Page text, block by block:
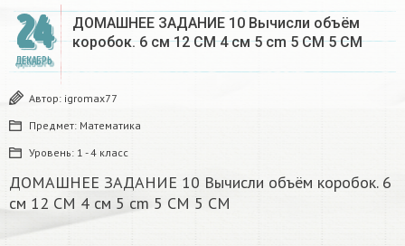
24
ДЕКАБРЬ
ДОМАШНЕЕ ЗАДАНИЕ 10 Вычисли объём
коробок. 6 см 12 CM 4 см 5 cm 5 CM 5 CM​
Автор: igromax77
Предмет: Математика
Уровень: 1 - 4 класс
ДОМАШНЕЕ ЗАДАНИЕ 10 Вычисли объём коробок. 6
см 12 CM 4 см 5 cm 5 CM 5 CM​